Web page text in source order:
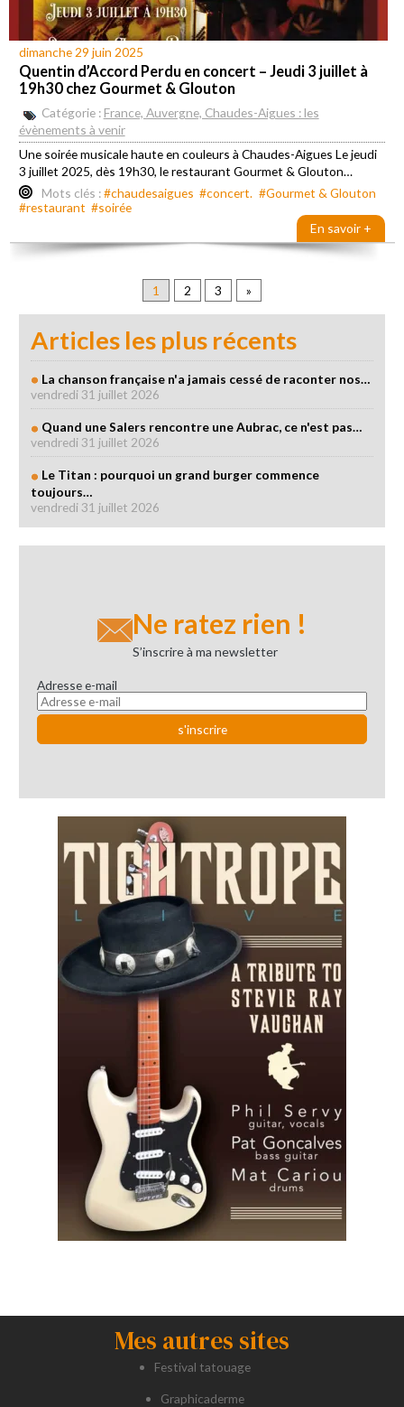
dimanche 29 juin 2025
Quentin d’Accord Perdu en concert – Jeudi 3 juillet à
19h30 chez Gourmet & Glouton
Catégorie : France, Auvergne, Chaudes-Aigues : les
évènements à venir
Une soirée musicale haute en couleurs à Chaudes-Aigues Le jeudi
3 juillet 2025, dès 19h30, le restaurant Gourmet & Glouton…
Mots clés :#chaudesaigues #concert. #Gourmet & Glouton
#restaurant #soirée
En savoir +
1 2 3 »
Articles les plus récents
La chanson française n'a jamais cessé de raconter nos…
vendredi 31 juillet 2026
Quand une Salers rencontre une Aubrac, ce n'est pas…
vendredi 31 juillet 2026
Le Titan : pourquoi un grand burger commence
toujours…
vendredi 31 juillet 2026
Ne ratez rien !
S’inscrire à ma newsletter
Adresse e-mail
Mes autres sites
Festival tatouage
Graphicaderme